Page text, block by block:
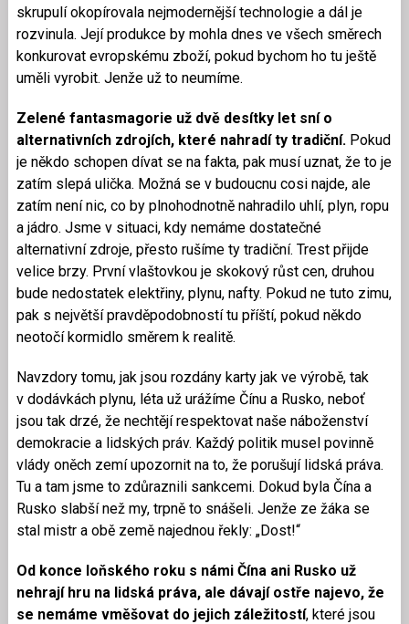
skrupulí okopírovala nejmodernější technologie a dál je
rozvinula. Její produkce by mohla dnes ve všech směrech
konkurovat evropskému zboží, pokud bychom ho tu ještě
uměli vyrobit. Jenže už to neumíme.
Zelené fantasmagorie už dvě desítky let sní o
alternativních zdrojích, které nahradí ty tradiční. Pokud
je někdo schopen dívat se na fakta, pak musí uznat, že to je
zatím slepá ulička. Možná se v budoucnu cosi najde, ale
zatím není nic, co by plnohodnotně nahradilo uhlí, plyn, ropu
a jádro. Jsme v situaci, kdy nemáme dostatečné
alternativní zdroje, přesto rušíme ty tradiční. Trest přijde
velice brzy. První vlaštovkou je skokový růst cen, druhou
bude nedostatek elektřiny, plynu, nafty. Pokud ne tuto zimu,
pak s největší pravděpodobností tu příští, pokud někdo
neotočí kormidlo směrem k realitě.
Navzdory tomu, jak jsou rozdány karty jak ve výrobě, tak
v dodávkách plynu, léta už urážíme Čínu a Rusko, neboť
jsou tak drzé, že nechtějí respektovat naše náboženství
demokracie a lidských práv. Každý politik musel povinně
vlády oněch zemí upozornit na to, že porušují lidská práva.
Tu a tam jsme to zdůraznili sankcemi. Dokud byla Čína a
Rusko slabší než my, trpně to snášeli. Jenže ze žáka se
stal mistr a obě země najednou řekly: „Dost!“
Od konce loňského roku s námi Čína ani Rusko už
nehrají hru na lidská práva, ale dávají ostře najevo, že
se nemáme vměšovat do jejich záležitostí, které jsou